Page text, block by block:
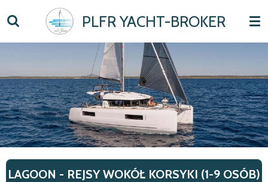
to
main
PLFR YACHT-BROKER
LAGOON - REJSY WOKÓŁ KORSYKI (1-9 OSÓB)